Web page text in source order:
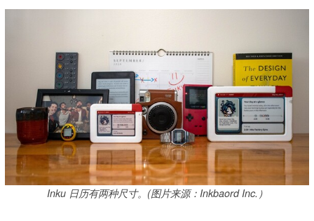
Inku 日历有两种尺寸。(图片来源：Inkbaord Inc.）